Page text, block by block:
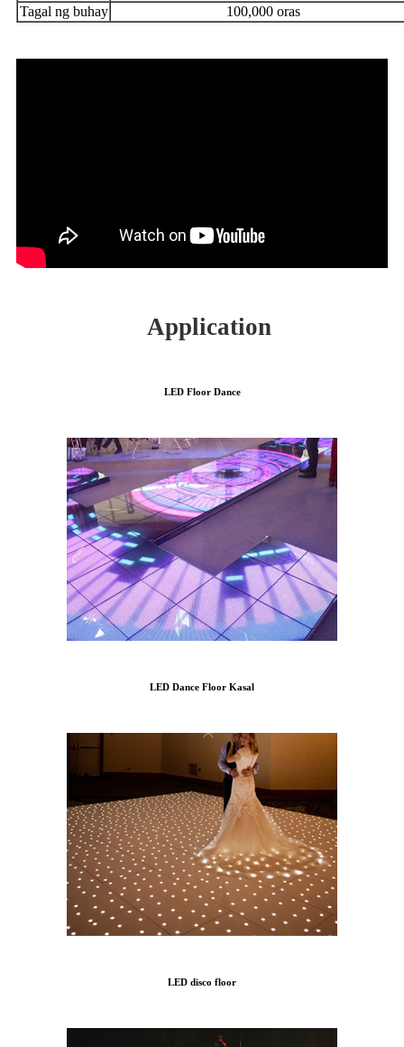
Tagal ng buhay 100,000 oras
Application
LED Floor Dance
LED Dance Floor Kasal
LED disco floor